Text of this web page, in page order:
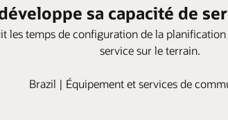
sa capacité de
les temps de configuration de la
service sur le terrain.
Brazil | Équipement et services de